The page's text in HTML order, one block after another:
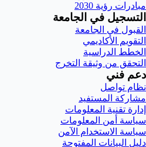
مبادرات رؤية 2030
التسجيل في الجامعة
القبول في الجامعة
التقويم الأكاديمي
الخطط الدراسية
التحقق من وثيقة التخرج
دعم فني
نظام تواصل
مشاركة المستفيد
إدارة تقنية المعلومات
سياسة أمن المعلومات
سياسة الاستخدام الآمن
دليل البيانات المفتوحة